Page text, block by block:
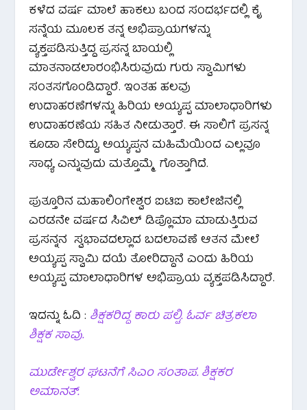
ಕಳೆದ ವರ್ಷ ಮಾಲೆ ಹಾಕಲು ಬಂದ ಸಂದರ್ಭದಲ್ಲಿ ಕೈ
ಸನ್ನೆಯ ಮೂಲಕ ತನ್ನ ಅಭಿಪ್ರಾಯಗಳನ್ನು
ವ್ಯಕ್ತಪಡಿಸುತ್ತಿದ್ದ ಪ್ರಸನ್ನ ಬಾಯಲ್ಲಿ
ಮಾತನಾಡಲಾರಂಭಿಸಿರುವುದು ಗುರು ಸ್ವಾಮಿಗಳು
ಸಂತಸಗೊಂಡಿದ್ದಾರೆ. ಇಂತಹ ಹಲವು
ಉದಾಹರಣೆಗಳನ್ನು ಹಿರಿಯ ಅಯ್ಯಪ್ಪ ಮಾಲಾಧಾರಿಗಳು
ಉದಾಹರಣೆಯ ಸಹಿತ ನೀಡುತ್ತಾರೆ. ಈ ಸಾಲಿಗೆ ಪ್ರಸನ್ನ
ಕೂಡಾ ಸೇರಿದ್ದು, ಅಯ್ಯಪ್ಪನ ಮಹಿಮೆಯಿಂದ ಎಲ್ಲವೂ
ಸಾಧ್ಯ ಎನ್ನುವುದು ಮತ್ತೊಮ್ಮೆ ಗೊತ್ತಾಗಿದೆ.
ಪುತ್ತೂರಿನ ಮಹಾಲಿಂಗೇಶ್ವರ ಐಟಿಐ ಕಾಲೇಜಿನಲ್ಲಿ
ಎರಡನೇ ವರ್ಷದ ಸಿವಿಲ್‌ ಡಿಪ್ಲೊಮಾ ಮಾಡುತ್ತಿರುವ
ಪ್ರಸನ್ನನ ಸ್ವಭಾವದಲ್ಲಾದ ಬದಲಾವಣೆ ಆತನ ಮೇಲೆ
ಅಯ್ಯಪ್ಪ ಸ್ವಾಮಿ ದಯೆ ತೋರಿದ್ದಾನೆ ಎಂದು ಹಿರಿಯ
ಅಯ್ಯಪ್ಪ ಮಾಲಾಧಾರಿಗಳ ಅಭಿಪ್ರಾಯ ವ್ಯಕ್ತಪಡಿಸಿದ್ದಾರೆ.
ಇದನ್ನು ಓದಿ : ಶಿಕ್ಷಕರಿದ್ದ ಕಾರು ಪಲ್ಟಿ. ಓರ್ವ ಚಿತ್ರಕಲಾ
ಶಿಕ್ಷಕ ಸಾವು.
ಮುರ್ಡೇಶ್ವರ ಘಟನೆಗೆ ಸಿಎಂ ಸಂತಾಪ. ಶಿಕ್ಷಕರ
ಅಮಾನತ್.